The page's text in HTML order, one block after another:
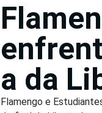
a da
Flamengo e